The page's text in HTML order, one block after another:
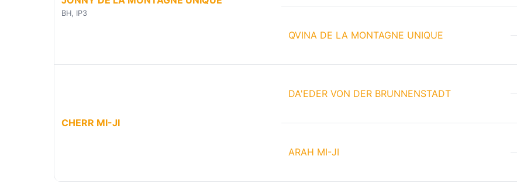
BH, IP3
QVINA DE LA MONTAGNE UNIQUE
CHERR MI-JI
DA'EDER VON DER BRUNNENSTADT
ARAH MI-JI